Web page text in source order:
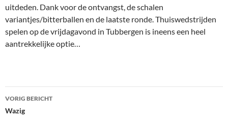
uitdeden. Dank voor de ontvangst, de schalen
variantjes/bitterballen en de laatste ronde. Thuiswedstrijden
spelen op de vrijdagavond in Tubbergen is ineens een heel
aantrekkelijke optie…
Bericht
navigatie
VORIG BERICHT
Wazig